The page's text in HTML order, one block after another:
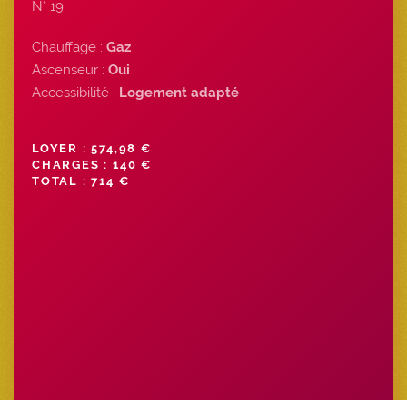
N° 19
Chauffage : Gaz
Ascenseur : Oui
Accessibilité : Logement adapté
LOYER : 574,98 €
CHARGES : 140 €
TOTAL : 714 €